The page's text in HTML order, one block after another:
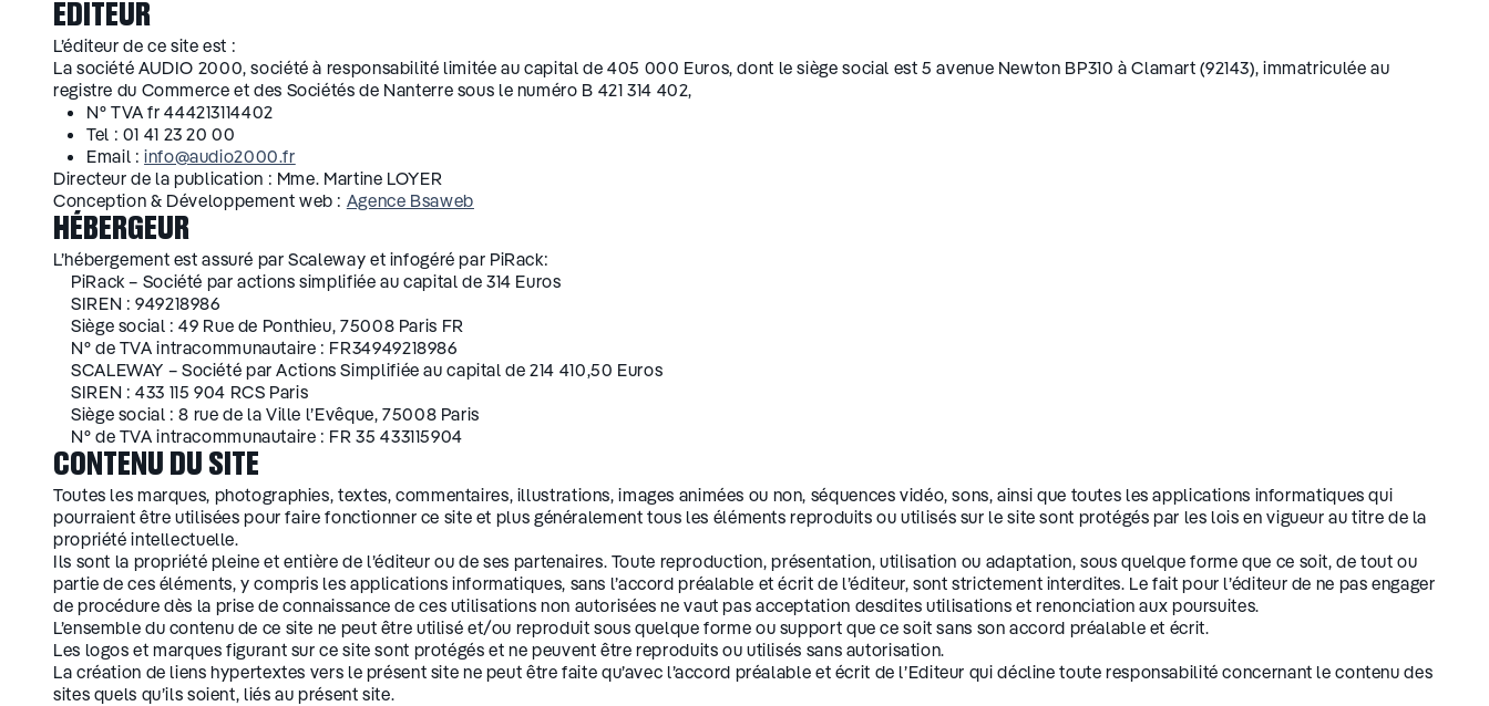
EDITEUR
L’éditeur de ce site est :
La société AUDIO 2000, société à responsabilité limitée au capital de 405 000 Euros, dont le siège social est 5 avenue Newton BP310 à Clamart (92143), immatriculée au
registre du Commerce et des Sociétés de Nanterre sous le numéro B 421 314 402,
N° TVA fr 444213114402
Tel : 01 41 23 20 00
Email :info@audio2000.fr
Directeur de la publication : Mme. Martine LOYER
Conception & Développement web : Agence Bsaweb
HÉBERGEUR
L’hébergement est assuré par Scaleway et infogéré par PiRack:
PiRack – Société par actions simplifiée au capital de 314 Euros
SIREN : 949218986
Siège social : 49 Rue de Ponthieu, 75008 Paris FR
N° de TVA intracommunautaire : FR34949218986
SCALEWAY – Société par Actions Simplifiée au capital de 214 410,50 Euros
SIREN : 433 115 904 RCS Paris
Siège social : 8 rue de la Ville l’Evêque, 75008 Paris
N° de TVA intracommunautaire : FR 35 433115904
CONTENU DU SITE
Toutes les marques, photographies, textes, commentaires, illustrations, images animées ou non, séquences vidéo, sons, ainsi que toutes les applications informatiques qui
pourraient être utilisées pour faire fonctionner ce site et plus généralement tous les éléments reproduits ou utilisés sur le site sont protégés par les lois en vigueur au titre de la
propriété intellectuelle.
Ils sont la propriété pleine et entière de l’éditeur ou de ses partenaires. Toute reproduction, présentation, utilisation ou adaptation, sous quelque forme que ce soit, de tout ou
partie de ces éléments, y compris les applications informatiques, sans l’accord préalable et écrit de l’éditeur, sont strictement interdites. Le fait pour l’éditeur de ne pas engager
de procédure dès la prise de connaissance de ces utilisations non autorisées ne vaut pas acceptation desdites utilisations et renonciation aux poursuites.
L’ensemble du contenu de ce site ne peut être utilisé et/ou reproduit sous quelque forme ou support que ce soit sans son accord préalable et écrit.
Les logos et marques figurant sur ce site sont protégés et ne peuvent être reproduits ou utilisés sans autorisation.
La création de liens hypertextes vers le présent site ne peut être faite qu’avec l’accord préalable et écrit de l’Editeur qui décline toute responsabilité concernant le contenu des
sites quels qu’ils soient, liés au présent site.